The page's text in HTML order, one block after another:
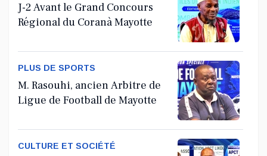
J-2 Avant le Grand Concours
Régional du Coranà Mayotte
PLUS DE SPORTS
M. Rasouhi, ancien Arbitre de
Ligue de Football de Mayotte
CULTURE ET SOCIÉTÉ